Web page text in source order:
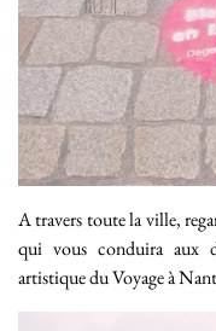
A travers toute la ville,
qui vous conduira aux
artistique du Voyage à